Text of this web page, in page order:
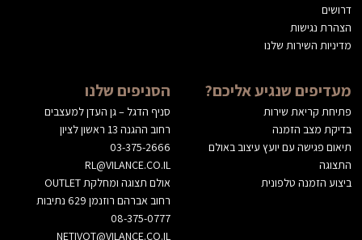
דרושים
הצהרת נגישות
מדיניות השירות שלנו
מעדיפים שנגיע אליכם?
פתיחת קריאת שירות
בדיקת מצב הזמנה
תיאום פגישה עם יועץ עיצוב באולם
התצוגה
ביצוע הזמנה טלפונית
הסניפים שלנו
סניף הדגל – גן העדן למעצבים
רחוב ההגנה 13 ראשון לציון
03-375-2666
RL@VILANCE.CO.IL
אולם תצוגה ומחלקת OUTLET
רחוב אברהם רוזנמן 629 נתיבות
08-375-0777
NETIVOT@VILANCE.CO.IL